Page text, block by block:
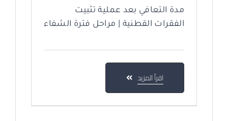
مدة التعافي بعد عملية تثبيت
الفقرات القطنية | مراحل فترة الشفاء
اقرأ المزيد